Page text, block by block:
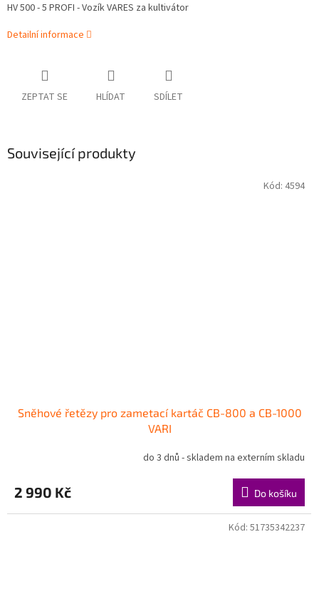
HV 500 - 5 PROFI - Vozík VARES za kultivátor
Detailní informace
ZEPTAT SE HLÍDAT SDÍLET
Související produkty
Sněhové řetězy pro zametací kartáč CB-800 a CB-1000
VARI
do 3 dnů - skladem na externím skladu
2 990 Kč Do košíku
Kód: 4594
Kód: 51735342237